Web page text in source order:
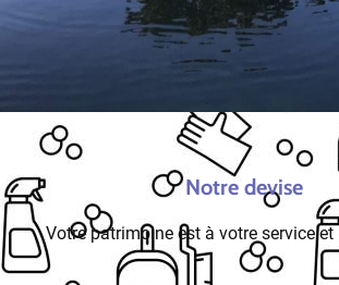
Notre devise
Votre patrimoine est à votre service et